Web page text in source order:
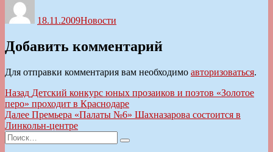
18.11.2009Новости
Добавить комментарий
Для отправки комментария вам необходимо авторизоваться.
Навигация
по
записям
Назад Предыдущая
запись:
Детский конкурс юных прозаиков и поэтов «Золотое
перо» проходит в Краснодаре
Далее Следующая
запись:
Премьера «Палаты №6» Шахназарова состоится в
Линкольн-центре
Искать:
Поиск